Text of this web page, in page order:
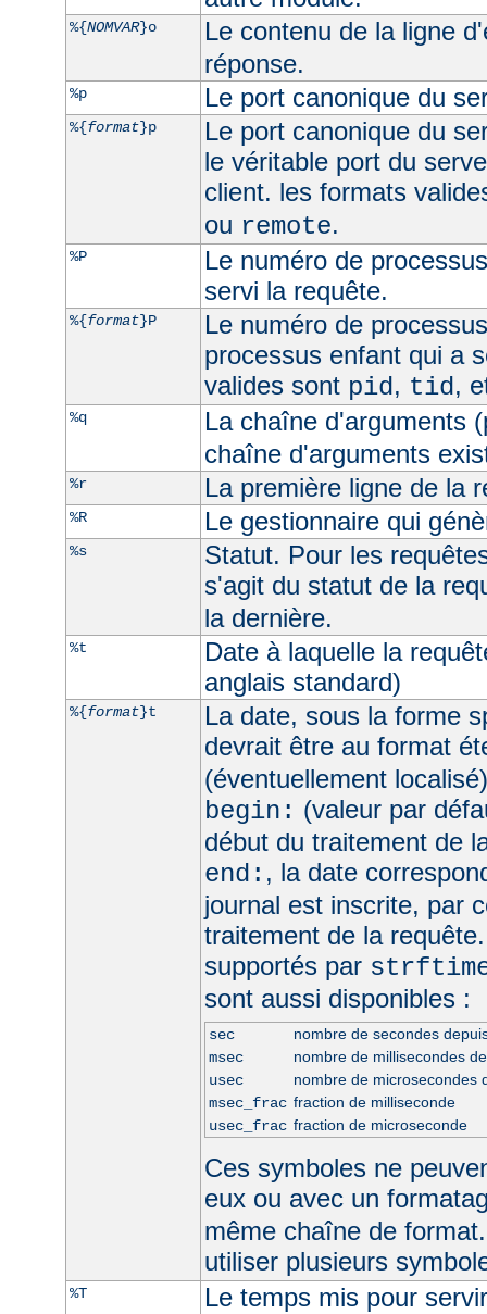
%{NOMVAR}o
Le contenu de la ligne
réponse.
%p Le port canonique du
%{format}p
Le port canonique du
le véritable port du
client. les formats
ou remote.
%P
Le numéro de
servi la requête.
%{format}P
Le numéro de
processus enfant qui a
valides sont pid, tid,
%q
La chaîne d'arguments
chaîne d'arguments
%r La première ligne de la
%R Le gestionnaire qui
%s
Statut. Pour les
s'agit du statut de la
la dernière.
%t
Date à laquelle la
anglais standard)
%{format}t
La date, sous la forme
devrait être au format
(éventuellement
begin: (valeur par
début du traitement de
end: , la date
journal est inscrite, par
traitement de la
supportés par
sont aussi disponibles :
sec
nombre de secondes
msec
nombre de millisecondes
usec
nombre de microsecondes
msec_frac fraction de milliseconde
usec_frac fraction de microseconde
Ces symboles ne
eux ou avec un
même chaîne de
utiliser plusieurs
%T Le temps mis pour